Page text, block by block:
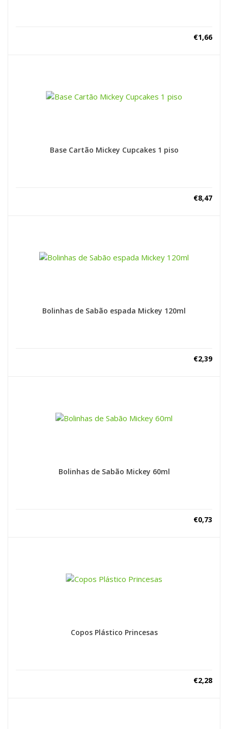
€1,66
Base Cartão Mickey Cupcakes 1 piso
€8,47
Bolinhas de Sabão espada Mickey 120ml
€2,39
Bolinhas de Sabão Mickey 60ml
€0,73
Copos Plástico Princesas
€2,28